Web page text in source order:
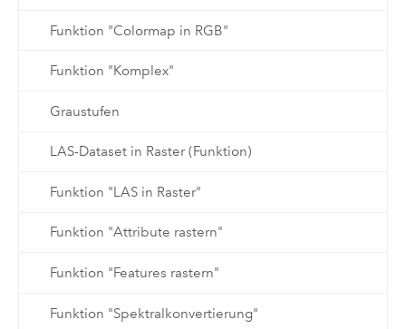
Funktion "Colormap in RGB"
Funktion "Komplex"
Graustufen
LAS-Dataset in Raster (Funktion)
Funktion "LAS in Raster"
Funktion "Attribute rastern"
Funktion "Features rastern"
Funktion "Spektralkonvertierung"